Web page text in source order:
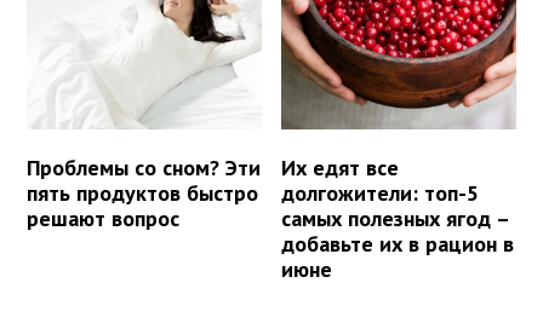
Проблемы со сном? Эти
пять продуктов быстро
решают вопрос
Их едят все
долгожители: топ-5
самых полезных ягод –
добавьте их в рацион в
июне